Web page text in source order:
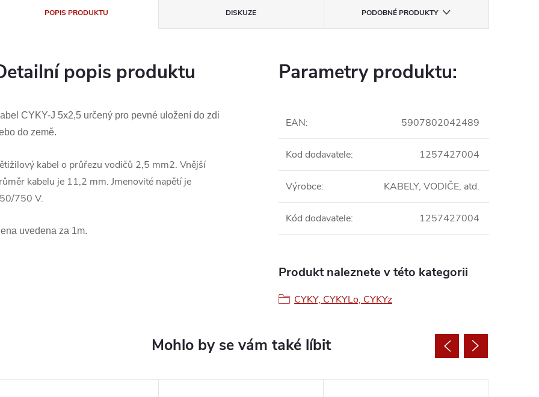
POPIS PRODUKTU DISKUZE PODOBNÉ PRODUKTY
popis produktu
CYKY-J 5x2,5 určený pro pevné uložení do zdi
do země.
kabel o průřezu vodičů 2,5 mm2. Vnější
kabelu je 11,2 mm. Jmenovité napětí je
750 V.
uvedena za 1m.
Parametry produktu:
EAN: 5907802042489
Kod dodavatele: 1257427004
Výrobce: KABELY, VODIČE, atd.
Kód dodavatele: 1257427004
Produkt naleznete v této kategorii
CYKY, CYKYLo, CYKYz